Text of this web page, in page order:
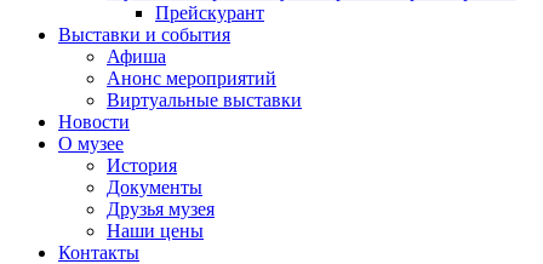
Прейскурант
Выставки и события
Афиша
Анонс мероприятий
Виртуальные выставки
Новости
О музее
История
Документы
Друзья музея
Наши цены
Контакты